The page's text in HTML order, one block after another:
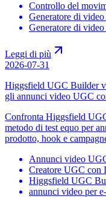
Controllo del
Generatore di
Generatore di
Leggi di più
2026-07-31
Higgsfield UGC Builder
gli annunci video UGC
Confronta Higgsfield
metodo di test equo per
prodotto, hook e
Annunci video
Creatore UGC con
Higgsfield UGC
annunci video per